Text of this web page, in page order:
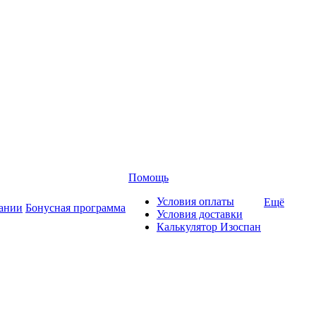
Бонусная программа
Помощь
Условия оплаты
Условия доставки
Калькулятор Изоспан
Ещё